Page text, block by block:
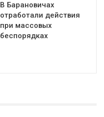
В Барановичах
отработали действия
при массовых
беспорядках